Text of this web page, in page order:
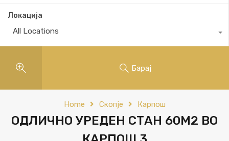
Локација
All Locations
Барај
Home Скопје Карпош
ОДЛИЧНО УРЕДЕН СТАН 60М2 ВО